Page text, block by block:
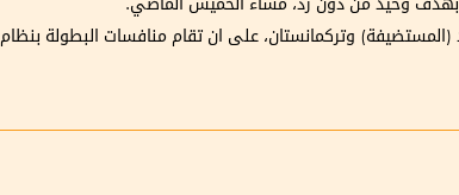
(المستضيفة) وتركمانستان، على ان تقام منافسات البطولة بنظام